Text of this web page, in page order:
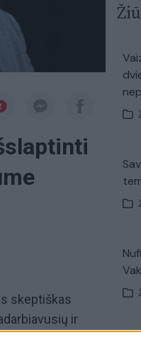
skeptiškas
ir
turėti neigiamos